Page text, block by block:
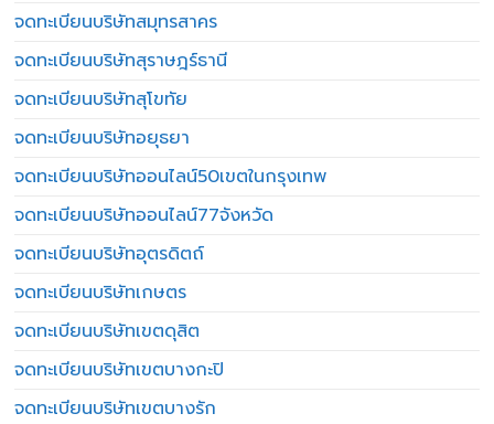
จดทะเบียนบริษัทสมุทรสาคร
จดทะเบียนบริษัทสุราษฎร์ธานี
จดทะเบียนบริษัทสุโขทัย
จดทะเบียนบริษัทอยุธยา
จดทะเบียนบริษัทออนไลน์50เขตในกรุงเทพ
จดทะเบียนบริษัทออนไลน์77จังหวัด
จดทะเบียนบริษัทอุตรดิตถ์
จดทะเบียนบริษัทเกษตร
จดทะเบียนบริษัทเขตดุสิต
จดทะเบียนบริษัทเขตบางกะปิ
จดทะเบียนบริษัทเขตบางรัก